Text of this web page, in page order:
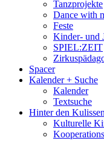
Tanzprojekte
Dance with
Feste
Kinder- und
SPIEL:ZEIT
Spacer
Kalender + Suche
Kalender
Textsuche
Hinter den Kulissen
Kulturelle